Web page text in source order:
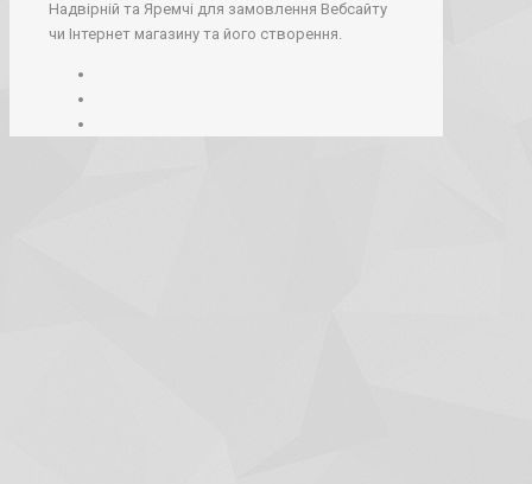
Надвірній та Яремчі для замовлення Вебсайту
чи Інтернет магазину та його створення.